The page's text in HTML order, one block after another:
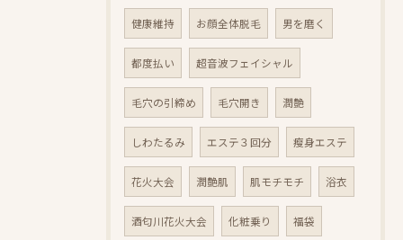
健康維持 お顔全体脱毛 男を磨く
都度払い 超音波フェイシャル
毛穴の引締め 毛穴開き 潤艶
しわたるみ エステ３回分 瘦身エステ
花火大会 潤艶肌 肌モチモチ 浴衣
酒匂川花火大会 化粧乗り 福袋